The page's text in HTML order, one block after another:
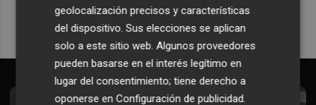
geolocalización precisos y características
del dispositivo. Sus elecciones se aplican
solo a este sitio web. Algunos proveedores
pueden basarse en el interés legítimo en
lugar del consentimiento; tiene derecho a
oponerse enConfiguración de publicidad